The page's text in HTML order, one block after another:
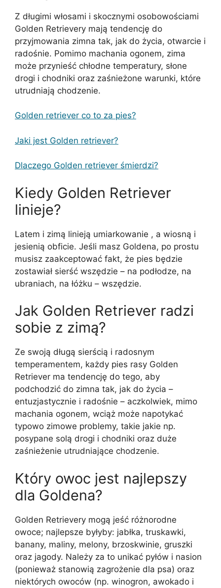
Z długimi włosami i skocznymi osobowościami
Golden Retrievery mają tendencję do
przyjmowania zimna tak, jak do życia, otwarcie i
radośnie. Pomimo machania ogonem, zima
może przynieść chłodne temperatury, słone
drogi i chodniki oraz zaśnieżone warunki, które
utrudniają chodzenie.
Golden retriever co to za pies?
Jaki jest Golden retriever?
Dlaczego Golden retriever śmierdzi?
Kiedy Golden Retriever
linieje?
Latem i zimą linieją umiarkowanie , a wiosną i
jesienią obficie. Jeśli masz Goldena, po prostu
musisz zaakceptować fakt, że pies będzie
zostawiał sierść wszędzie – na podłodze, na
ubraniach, na łóżku – wszędzie.
Jak Golden Retriever radzi
sobie z zimą?
Ze swoją długą sierścią i radosnym
temperamentem, każdy pies rasy Golden
Retriever ma tendencję do tego, aby
podchodzić do zimna tak, jak do życia –
entuzjastycznie i radośnie – aczkolwiek, mimo
machania ogonem, wciąż może napotykać
typowo zimowe problemy, takie jakie np.
posypane solą drogi i chodniki oraz duże
zaśnieżenie utrudniające chodzenie.
Który owoc jest najlepszy
dla Goldena?
Golden Retrievery mogą jeść różnorodne
owoce; najlepsze byłyby: jabłka, truskawki,
banany, maliny, melony, brzoskwinie, gruszki
oraz jagody. Należy za to unikać pyłów i nasion
(ponieważ stanowią zagrożenie dla psa) oraz
niektórych owoców (np. winogron, awokado i